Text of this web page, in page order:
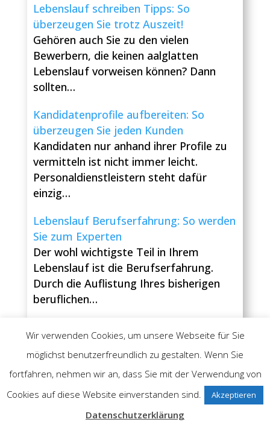
Lebenslauf schreiben Tipps: So
überzeugen Sie trotz Auszeit!
Gehören auch Sie zu den vielen
Bewerbern, die keinen aalglatten
Lebenslauf vorweisen können? Dann
sollten…
Kandidatenprofile aufbereiten: So
überzeugen Sie jeden Kunden
Kandidaten nur anhand ihrer Profile zu
vermitteln ist nicht immer leicht.
Personaldienstleistern steht dafür
einzig…
Lebenslauf Berufserfahrung: So werden
Sie zum Experten
Der wohl wichtigste Teil in Ihrem
Lebenslauf ist die Berufserfahrung.
Durch die Auflistung Ihres bisherigen
beruflichen…
Sie jeden Job!
Bewerbungen lassen sich heutzutage
auf den unterschiedlichsten Wegen
versenden. Personaler haben jedoch
verschiedene Vorstellungen davon,…
Wir verwenden Cookies, um unsere Webseite für Sie
möglichst benutzerfreundlich zu gestalten. Wenn Sie
fortfahren, nehmen wir an, dass Sie mit der Verwendung von
Cookies auf diese Website einverstanden sind.
Akzeptieren
Datenschutzerklärung